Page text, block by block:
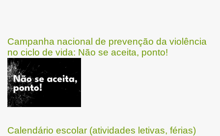
Campanha nacional de prevenção da violência
no ciclo de vida: Não se aceita, ponto!
Calendário escolar (atividades letivas, férias)